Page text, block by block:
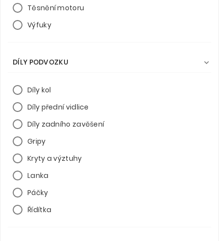
Těsnění motoru
Výfuky
DÍLY PODVOZKU 
Díly kol
Díly přední vidlice
Díly zadního zavěšení
Gripy
Kryty a výztuhy
Lanka
Páčky
Řídítka